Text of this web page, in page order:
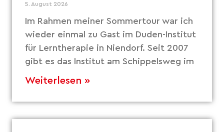
5. August 2026
Im Rahmen meiner Sommertour war ich
wieder einmal zu Gast im Duden-Institut
für Lerntherapie in Niendorf. Seit 2007
gibt es das Institut am Schippelsweg im
Weiterlesen »